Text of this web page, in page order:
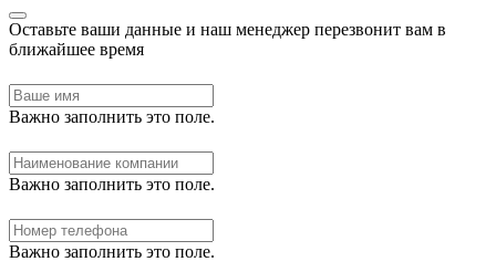
Оставьте ваши данные и наш менеджер перезвонит вам в
ближайшее время
Важно заполнить это поле.
Важно заполнить это поле.
Важно заполнить это поле.